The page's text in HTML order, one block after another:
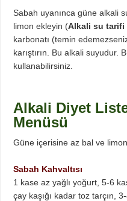
Sabah uyanınca güne alkali
limon ekleyin (Alkali su tarifi
karbonatı (temin
karıştırın. Bu alkali suyudur.
kullanabilirsiniz.
Alkali Diyet
Menüsü
Güne içerisine az bal ve
Sabah Kahvaltısı
1 kase az yağlı yoğurt, 5-6
çay kaşığı kadar toz tarçın,